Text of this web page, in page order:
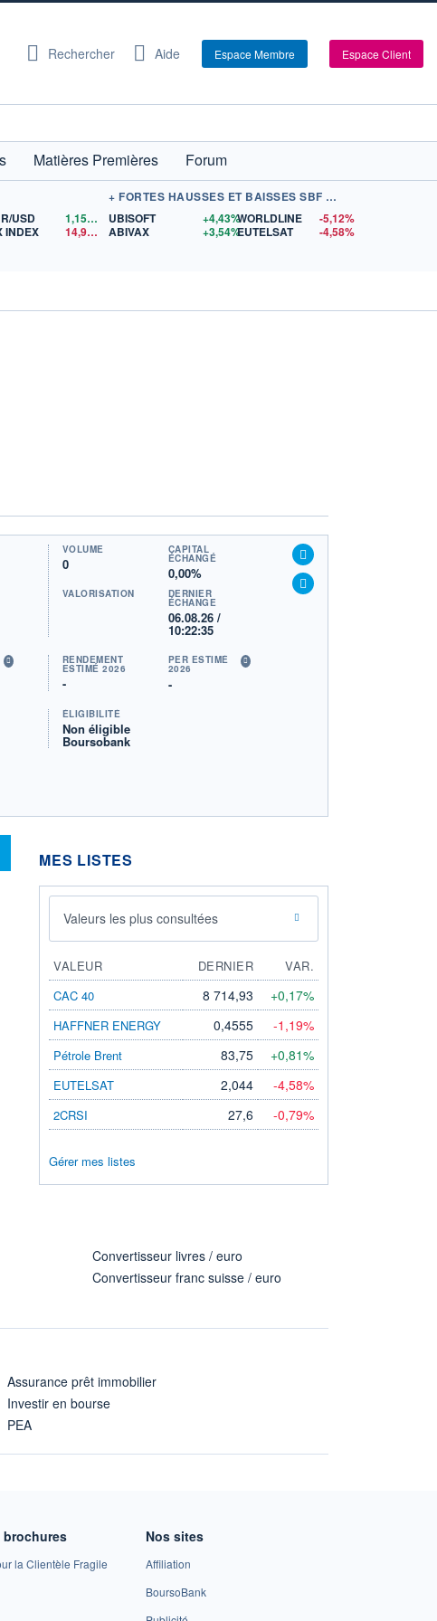
Rechercher Aide Espace Membre Espace Client
Matières Premières
Forum
USD 1,1563
$US
INDEX
14,95$US
+ FORTES HAUSSES ET BAISSES SBF 120
UBISOFT
+4,43%
ABIVAX
+3,54%
WORLDLINE
-5,12%
EUTELSAT
-4,58%
VOLUME
0
CAPITAL
ÉCHANGÉ
0,00%
VALORISATION DERNIER
ÉCHANGE
06.08.26 /
10:22:35
RENDEMENT
ESTIMÉ 2026
-
PER ESTIMÉ
2026
-
ÉLIGIBILITÉ
Non éligible
Boursobank
MES LISTES
Valeurs les plus consultées
VALEUR DERNIER
VAR.
CAC 40
8 714,93 +0,17%
HAFFNER ENERGY 0,4555 -1,19%
Pétrole Brent 83,75 +0,81%
EUTELSAT 2,044 -4,58%
2CRSI 27,6 -0,79%
Gérer mes listes
Convertisseur livres / euro
Convertisseur franc suisse / euro
Assurance prêt immobilier
Investir en bourse
PEA
brochures
la Clientèle Fragile
Nos sites
Affiliation
BoursoBank